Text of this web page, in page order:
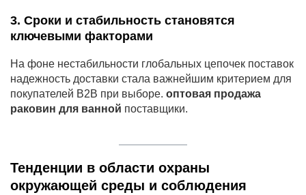
3. Сроки и стабильность становятся
ключевыми факторами
На фоне нестабильности глобальных цепочек поставок
надежность доставки стала важнейшим критерием для
покупателей B2B при выборе. оптовая продажа
раковин для ванной поставщики.
Тенденции в области охраны
окружающей среды и соблюдения